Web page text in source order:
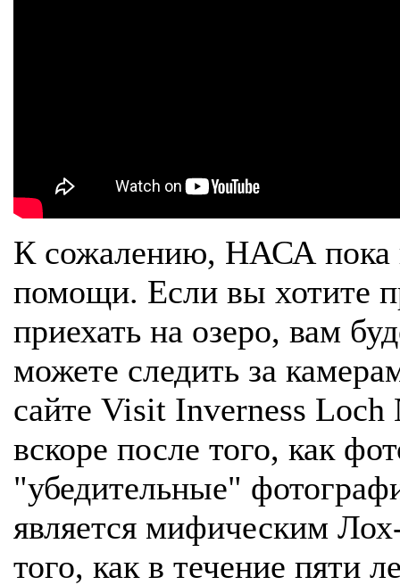
К сожалению, НАСА пока
помощи. Если вы хотите
приехать на озеро, вам
можете следить за
сайте Visit Inverness Loch
вскоре после того, как
"убедительные"
является мифическим
того, как в течение пяти